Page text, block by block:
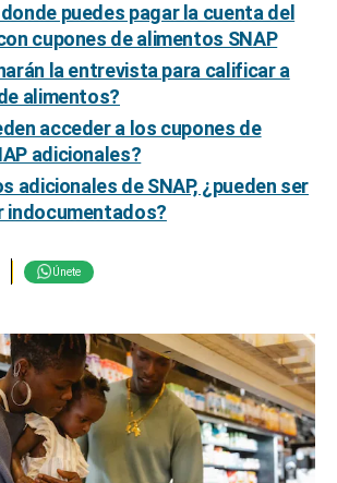
puedes pagar la cuenta del
cupones de alimentos SNAP
la entrevista para calificar a
alimentos?
acceder a los cupones de
adicionales?
adicionales de SNAP, ¿pueden ser
indocumentados?
Únete